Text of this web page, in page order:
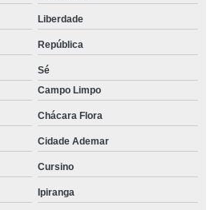
Liberdade
República
Sé
Campo Limpo
Chácara Flora
Cidade Ademar
Cursino
Ipiranga